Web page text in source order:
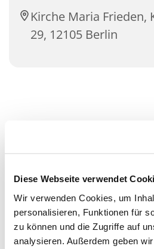
Diese Webseite verwendet
Wir verwenden Cookies, um
personalisieren, Funktionen für
zu können und die Zugriffe auf
analysieren. Außerdem geben
Kirche Maria Frieden,
29, 12105 Berlin